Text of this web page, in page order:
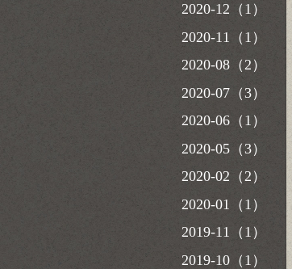
2020-12（1）
2020-11（1）
2020-08（2）
2020-07（3）
2020-06（1）
2020-05（3）
2020-02（2）
2020-01（1）
2019-11（1）
2019-10（1）